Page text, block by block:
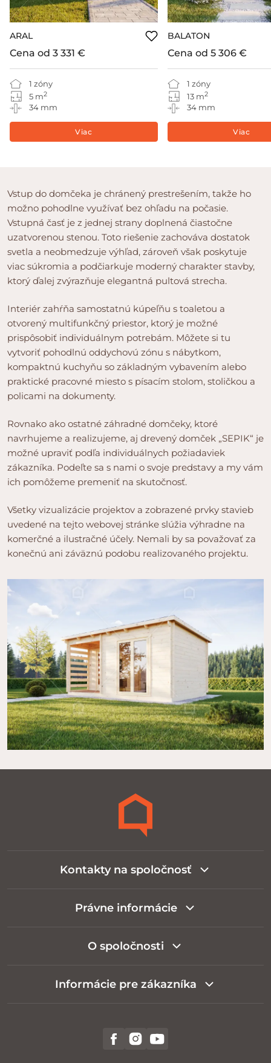
ARAL
1 zóny
5 m2
34 mm
Cena od 3 331 €
Viac
BALATON
1 zóny
13 m2
34 mm
Cena od 5 306 €
Viac
Vstup do domčeka je chránený prestrešením, takže ho
možno pohodlne využívať bez ohľadu na počasie.
Vstupná časť je z jednej strany doplnená čiastočne
uzatvorenou stenou. Toto riešenie zachováva dostatok
svetla a neobmedzuje výhľad, zároveň však poskytuje
viac súkromia a podčiarkuje moderný charakter stavby,
ktorý ďalej zvýrazňuje elegantná pultová strecha.
Interiér zahŕňa samostatnú kúpeľňu s toaletou a
otvorený multifunkčný priestor, ktorý je možné
prispôsobiť individuálnym potrebám. Môžete si tu
vytvoriť pohodlnú oddychovú zónu s nábytkom,
kompaktnú kuchyňu so základným vybavením alebo
praktické pracovné miesto s písacím stolom, stoličkou a
policami na dokumenty.
Rovnako ako ostatné záhradné domčeky, ktoré
navrhujeme a realizujeme, aj drevený domček „SEPIK“ je
možné upraviť podľa individuálnych požiadaviek
zákazníka. Podeľte sa s nami o svoje predstavy a my vám
ich pomôžeme premeniť na skutočnosť.
Všetky vizualizácie projektov a zobrazené prvky stavieb
uvedené na tejto webovej stránke slúžia výhradne na
komerčné a ilustračné účely. Nemali by sa považovať za
konečnú ani záväznú podobu realizovaného projektu.
Kontakty na spoločnosť
Právne informácie
O spoločnosti
Informácie pre zákazníka